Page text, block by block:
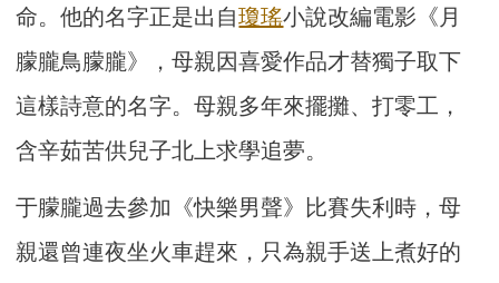
命。他的名字正是出自瓊瑤小說改編電影《月
朦朧鳥朦朧》，母親因喜愛作品才替獨子取下
這樣詩意的名字。母親多年來擺攤、打零工，
含辛茹苦供兒子北上求學追夢。
于朦朧過去參加《快樂男聲》比賽失利時，母
親還曾連夜坐火車趕來，只為親手送上煮好的